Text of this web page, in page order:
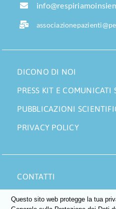
DICONO DI NOI
PRESS KIT E COMUNICATI
PUBBLICAZIONI
PRIVACY POLICY
CONTATTI
AREA SOCI
Questo sito web protegge la tua